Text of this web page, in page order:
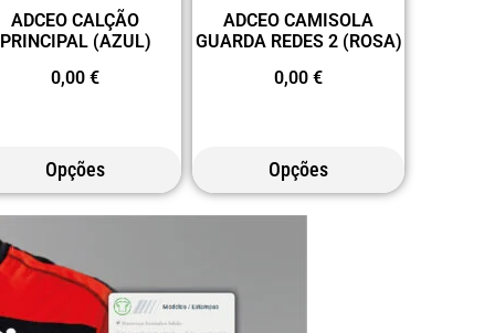
ADCEO CALÇÃO
PRINCIPAL (AZUL)
0,00€
Opções
ADCEO CAMISOLA
GUARDA REDES 2 (ROSA)
0,00€
Opções